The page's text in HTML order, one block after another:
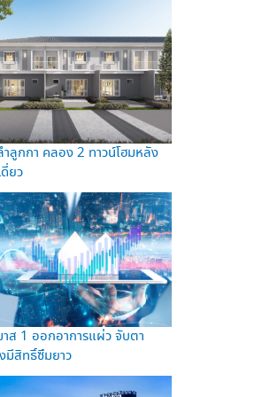
ลูกกา คลอง 2 ทาวน์โฮมหลัง
ยว
ส 1 ออกอาการแผ่ว จับตา
มีสิทธิ์ซึมยาว